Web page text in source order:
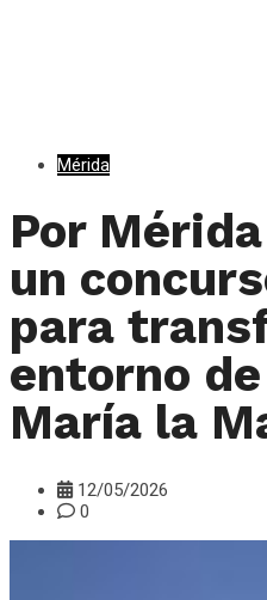
Mérida
Por
un
para
entorno
María la
12/05/2026
0